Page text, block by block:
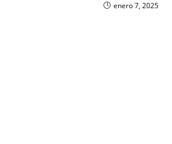
enero 7, 2025